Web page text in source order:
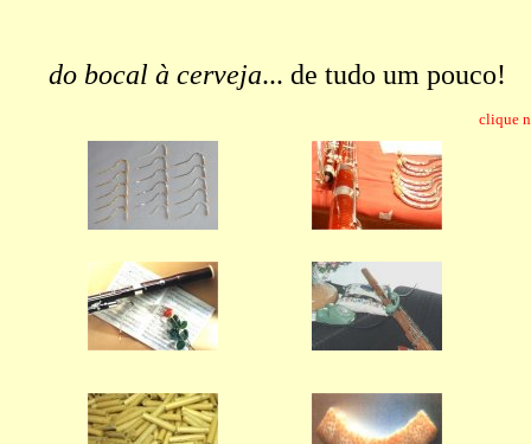
do bocal à cerveja... de tudo um pouco!
clique